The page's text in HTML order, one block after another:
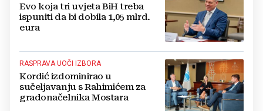
Evo koja tri uvjeta BiH treba
ispuniti da bi dobila 1,05 mlrd.
eura
RASPRAVA UOČI IZBORA
Kordić izdominirao u
sučeljavanju s Rahimićem za
gradonačelnika Mostara